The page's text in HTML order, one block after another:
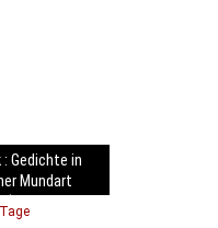
Gedichte in
Mundart